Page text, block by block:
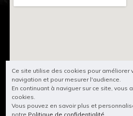
Ce site utilise des cookies pour améliorer
navigation et pour mesurer l'audience.
En continuant à naviguer sur ce site, vous
cookies.
Vous pouvez en savoir plus et
notre Politique de confidentialité